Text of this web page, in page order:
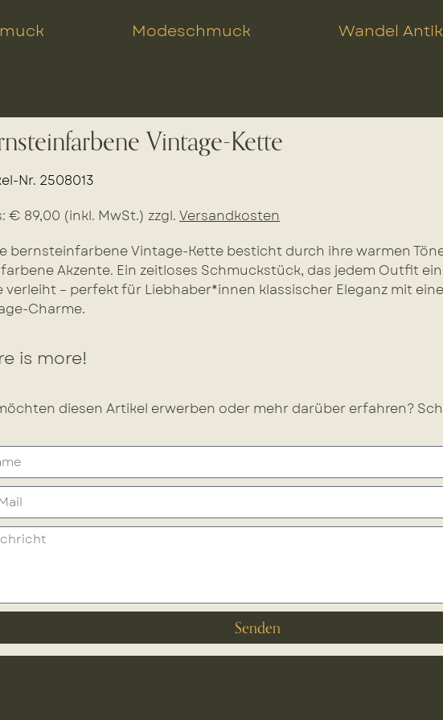
Modeschmuck Wandel Antik
Vintage-Kette
Nr. 2508013
€ 89,00 (inkl. MwSt.) zzgl. Versandkosten
bernsteinfarbene Vintage-Kette besticht durch ihre warmen
Akzente. Ein zeitloses Schmuckstück, das jedem Outfit
verleiht – perfekt für Liebhaber*innen klassischer Eleganz mit
Charme.
is more!
diesen Artikel erwerben oder mehr darüber erfahren?
Senden